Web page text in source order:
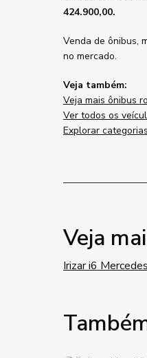
424.900,00.
Venda de ônibus,
no mercado.
Veja também:
Veja mais ônibus
Ver todos os
Explorar
Veja
Irizar i6